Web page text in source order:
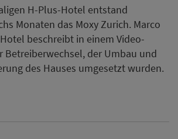
H-Plus-Hotel entstand
Monaten das Moxy Zurich. Marco
beschreibt in einem Video-
Betreiberwechsel, der Umbau und
des Hauses umgesetzt wurden.